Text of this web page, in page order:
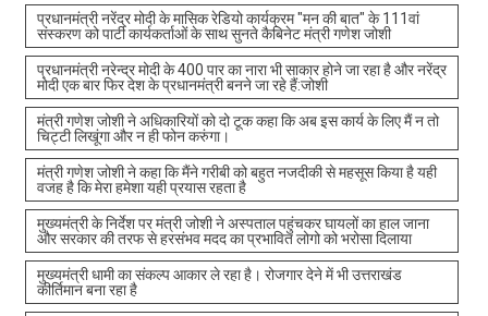
प्रधानमंत्री नरेंद्र मोदी के मासिक रेडियो कार्यक्रम "मन की बात" के 111वां
संस्करण को पार्टी कार्यकर्ताओं के साथ सुनते कैबिनेट मंत्री गणेश जोशी
प्रधानमंत्री नरेन्द्र मोदी के 400 पार का नारा भी साकार होने जा रहा है और नरेंद्र
मोदी एक बार फिर देश के प्रधानमंत्री बनने जा रहे हैं:जोशी
मंत्री गणेश जोशी ने अधिकारियों को दो टूक कहा कि अब इस कार्य के लिए मैं न तो
चिट्टी लिखूंगा और न ही फोन करुंगा।
मंत्री गणेश जोशी ने कहा कि मैंने गरीबी को बहुत नजदीकी से महसूस किया है यही
वजह है कि मेरा हमेशा यही प्रयास रहता है
मुख्यमंत्री के निर्देश पर मंत्री जोशी ने अस्पताल पहुंचकर घायलों का हाल जाना
और सरकार की तरफ से हरसंभव मदद का प्रभावित लोगो को भरोसा दिलाया
मुख्यमंत्री धामी का संकल्प आकार ले रहा है। रोजगार देने में भी उत्तराखंड
कीर्तिमान बना रहा है